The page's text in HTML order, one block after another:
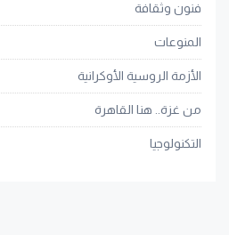
فنون وثقافة
المنوعات
الأزمة الروسية الأوكرانية
من غزة.. هنا القاهرة
التكنولوجيا